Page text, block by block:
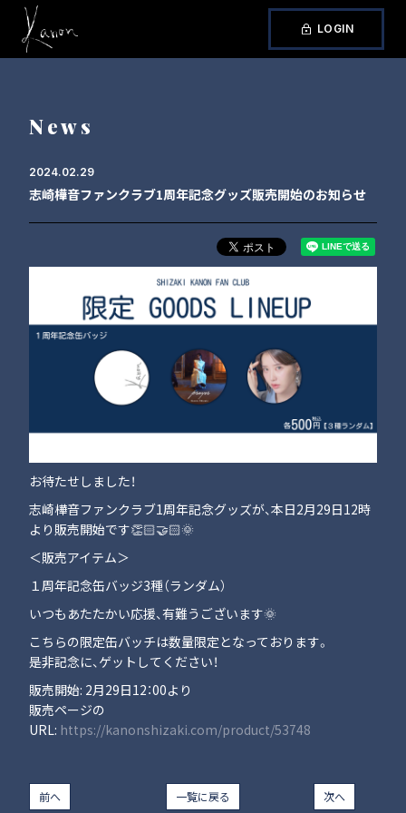
LOGIN
News
2024.02.29
志崎樺音ファンクラブ1周年記念グッズ販売開始のお知らせ
お待たせしました！
志崎樺音ファンクラブ1周年記念グッズが、本日2月29日12時
より販売開始です👏🏻🤝🏻🌞
＜販売アイテム＞
１周年記念缶バッジ3種（ランダム）
いつもあたたかい応援、有難うございます🌞
こちらの限定缶バッチは数量限定となっております。
是非記念に、ゲットしてください！
販売開始: 2月29日12：00より
販売ページの
URL: https://kanonshizaki.com/product/53748
前へ 一覧に戻る 次へ